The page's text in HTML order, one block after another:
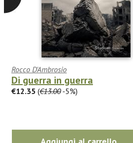
Rocco D'Ambrosio
Di guerra in guerra
€12.35 (€13.00-5%)